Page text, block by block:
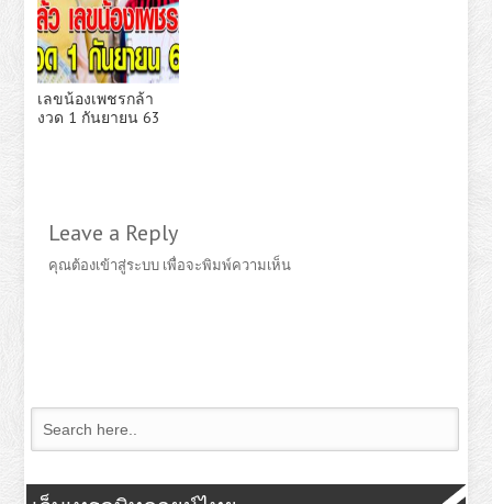
เลขน้องเพชรกล้า
งวด 1 กันยายน 63
Leave a Reply
คุณต้องเข้าสู่ระบบ เพื่อจะพิมพ์ความเห็น